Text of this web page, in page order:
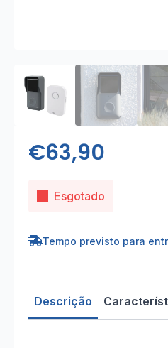
€63,90
Esgotado
Tempo previsto para
Descrição